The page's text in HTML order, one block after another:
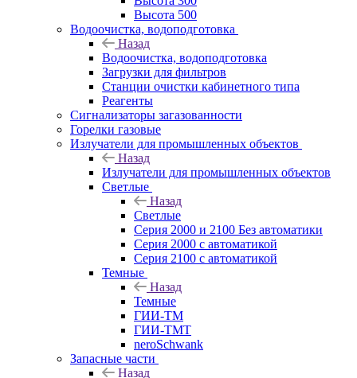
Высота 500
Водоочистка, водоподготовка
Назад
Водоочистка, водоподготовка
Загрузки для фильтров
Станции очистки кабинетного типа
Реагенты
Сигнализаторы загазованности
Горелки газовые
Излучатели для промышленных объектов
Назад
Излучатели для промышленных объектов
Светлые
Назад
Светлые
Серия 2000 и 2100 Без автоматики
Серия 2000 с автоматикой
Серия 2100 с автоматикой
Темные
Назад
Темные
ГИИ-ТМ
ГИИ-ТМТ
neroSchwank
Запасные части
Назад